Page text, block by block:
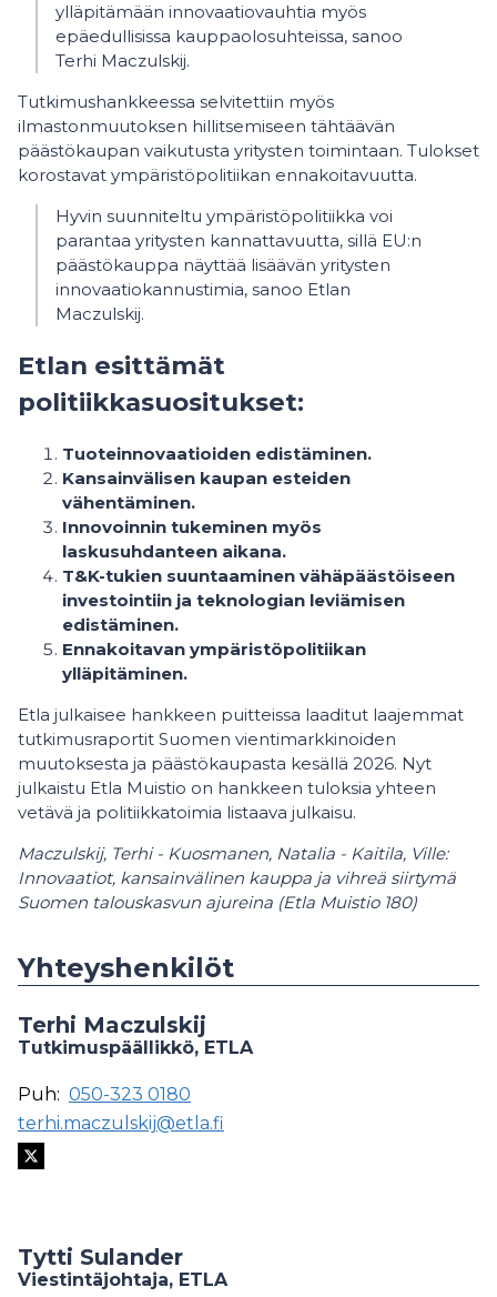
ylläpitämään innovaatiovauhtia myös
epäedullisissa kauppaolosuhteissa, sanoo
Terhi Maczulskij.
Tutkimushankkeessa selvitettiin myös
ilmastonmuutoksen hillitsemiseen tähtäävän
päästökaupan vaikutusta yritysten toimintaan. Tulokset
korostavat ympäristöpolitiikan ennakoitavuutta.
Hyvin suunniteltu ympäristöpolitiikka voi
parantaa yritysten kannattavuutta, sillä EU:n
päästökauppa näyttää lisäävän yritysten
innovaatiokannustimia, sanoo Etlan
Maczulskij.
Etlan esittämät
politiikkasuositukset:
Tuoteinnovaatioiden edistäminen.
Kansainvälisen kaupan esteiden
vähentäminen.
Innovoinnin tukeminen myös
laskusuhdanteen aikana.
T&K-tukien suuntaaminen vähäpäästöiseen
investointiin ja teknologian leviämisen
edistäminen.
Ennakoitavan ympäristöpolitiikan
ylläpitäminen.
Etla julkaisee hankkeen puitteissa laaditut laajemmat
tutkimusraportit Suomen vientimarkkinoiden
muutoksesta ja päästökaupasta kesällä 2026. Nyt
julkaistu Etla Muistio on hankkeen tuloksia yhteen
vetävä ja politiikkatoimia listaava julkaisu.
Maczulskij, Terhi - Kuosmanen, Natalia - Kaitila, Ville:
Innovaatiot, kansainvälinen kauppa ja vihreä siirtymä
Suomen talouskasvun ajureina (Etla Muistio 180)
Yhteyshenkilöt
Terhi Maczulskij
Tutkimuspäällikkö, ETLA
Puh: 050-323 0180
terhi.maczulskij@etla.fi
Tytti Sulander
Viestintäjohtaja, ETLA